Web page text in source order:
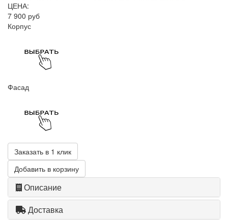
ЦЕНА:
7 900 руб
Корпус
Фасад
Заказать в 1 клик
Добавить в корзину
Описание
Доставка